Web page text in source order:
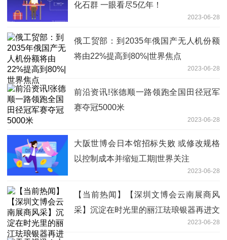
化石群 一眼看尽5亿年！
2023-06-28
俄工贸部：到2035年俄国产无人机份额
将由22%提高到80%|世界焦点
2023-06-28
前沿资讯!张德顺一路领跑全国田径冠军
赛夺冠5000米
2023-06-28
大阪世博会日本馆招标失败 或修改规格
以控制成本并缩短工期|世界关注
2023-06-28
【当前热闻】【深圳文博会云南展商风
采】沉淀在时光里的丽江珐琅银器再进文
2023-06-28